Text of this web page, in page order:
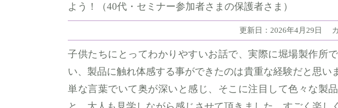
よう！（40代・セミナー参加者さまの保護者さま）
更新日：2026年4月29日
子供たちにとってわかりやすいお話で、実際に堀場製作所
い、製品に触れ体感する事ができたのは貴重な経験だと思い
単な言葉でいて奥が深いと感じ、そこに注目して色々な製